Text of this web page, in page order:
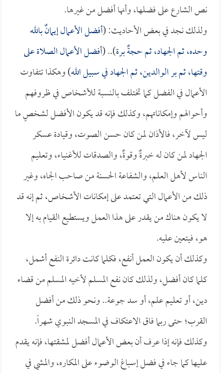
نص الشارع على فضلها، وأنها أفضل من غيرها.
ولذلك نجد في بعض الأحاديث: (أفضل الأعمال إيمانٌ بالله
وحده، ثم الجهاد، ثم حجةٌ برة).. (أفضل الأعمال الصلاة على
وقتها، ثم بر الوالدين، ثم الجهاد في سبيل الله) وهكذا تتفاوت
الأعمال في الفضل كما تختلف بالنسبة للأشخاص في ظروفهم
وأحوالهم وإمكاناتهم، وكذلك فإنه قد يكون الأفضل لشخصٍ ما
ليس لآخر، فالأذان لمن كان حسن الصوت، وقيادة عسكر
الجهاد لمن كان له خبرةٌ وقوةٌ، والصدقات للأغنياء، وتعليم
الناس لأهل العلم، والشفاعة الحسنة من صاحب الجاه، وغير
ذلك من الأعمال التي تعتمد على إمكانات الأشخاص، ثم إنه قد
لا يكون هناك من يقدر على هذا العمل ويستطيع القيام به إلا
هو، فيتعين عليه.
وكذلك أن يكون العمل أنفع، فكلما كانت دائرة النفع أشمل،
كلما كان أفضل، ولذلك كان نفع المسلم لأخيه المسلم من قضاء
دين، أو تعليم علم، أو سد جوعة.. ونحو ذلك من أفضل
القرب؛ حتى ربما فاق الاعتكاف في المسجد النبوي شهراً.
وكذلك فإنه إذا عرف أن بعض الأعمال أفضل لمشقتها، فإنه يقدم
عليها كما جاء في فضل إسباغ الوضوء على المكاره، والمشي في